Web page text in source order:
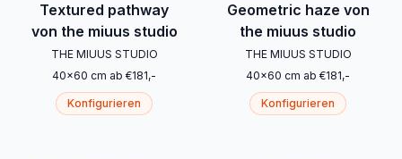
Textured pathway
von the miuus studio
THE MIUUS STUDIO
40x60 cm ab €181,-
Konfigurieren
Geometric haze von
the miuus studio
THE MIUUS STUDIO
40x60 cm ab €181,-
Konfigurieren